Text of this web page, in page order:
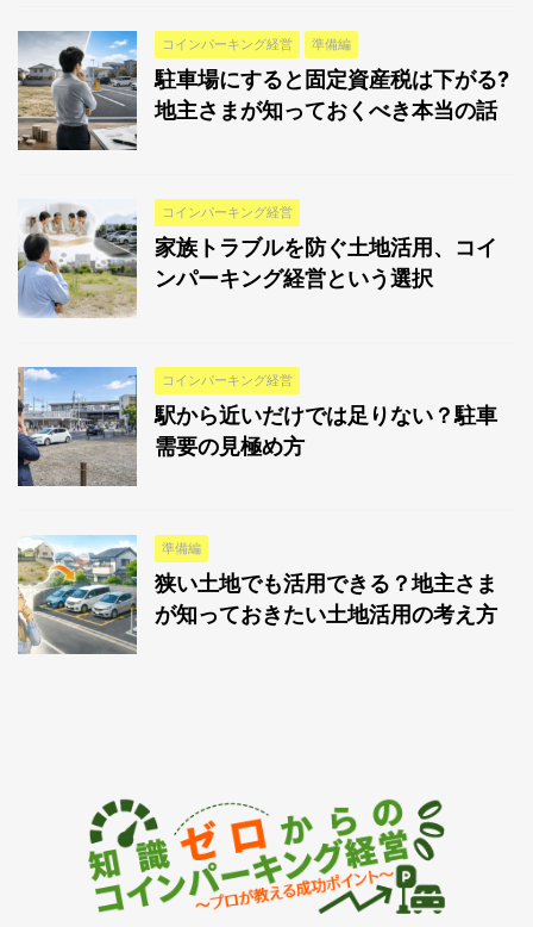
コインパーキング経営 準備編
駐車場にすると固定資産税は下がる?
地主さまが知っておくべき本当の話
コインパーキング経営
家族トラブルを防ぐ土地活用、コイ
ンパーキング経営という選択
コインパーキング経営
駅から近いだけでは足りない？駐車
需要の見極め方
準備編
狭い土地でも活用できる？地主さま
が知っておきたい土地活用の考え方